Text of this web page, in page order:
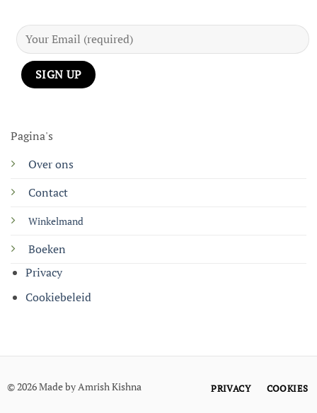
Pagina's
Over ons
Contact
Winkelmand
Boeken
Privacy
Cookiebeleid
© 2026 Made by Amrish Kishna PRIVACY COOKIES